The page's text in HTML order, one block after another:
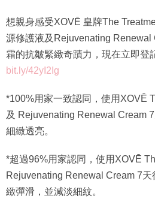
想親身感受XOVĒ 皇牌The
源修護液及Rejuvenating Renewal
霜的抗皺緊緻奇蹟力，現在立即登
bit.ly/42yI2Ig
*100%用家一致認同，使用XOVĒ
及 Rejuvenating Renewal Cream
細緻透亮。
*超過96%用家認同，使用XOVĒ
Rejuvenating Renewal Cream 7
緻彈滑，並減淡細紋。